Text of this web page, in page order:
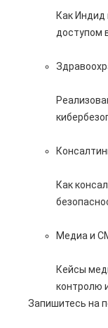
Как
доступом
Как
Медиа и
Кейсы
контролю
Запишитесь на